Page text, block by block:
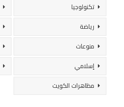
تكنولوجيا
رياضة
منوعات
إسلامي
مظاهرات الكويت